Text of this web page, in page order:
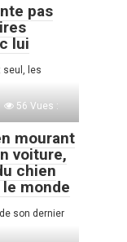
pas
lui
seul, les
56 Vues :
mourant
voiture,
chien
monde
son dernier